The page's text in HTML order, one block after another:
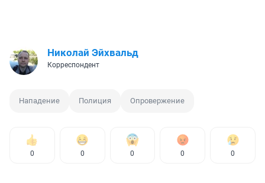
Николай Эйхвальд
Корреспондент
Нападение Полиция Опровержение
0 0 0 0 0